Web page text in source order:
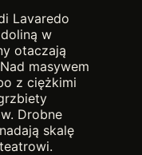
Lavaredo
w
otaczają
masywem
z ciężkimi
Drobne
skalę